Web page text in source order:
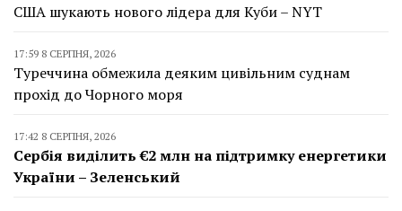
США шукають нового лідера для Куби – NYT
17:59 8 СЕРПНЯ, 2026
Туреччина обмежила деяким цивільним суднам
прохід до Чорного моря
17:42 8 СЕРПНЯ, 2026
Сербія виділить €2 млн на підтримку енергетики
України – Зеленський